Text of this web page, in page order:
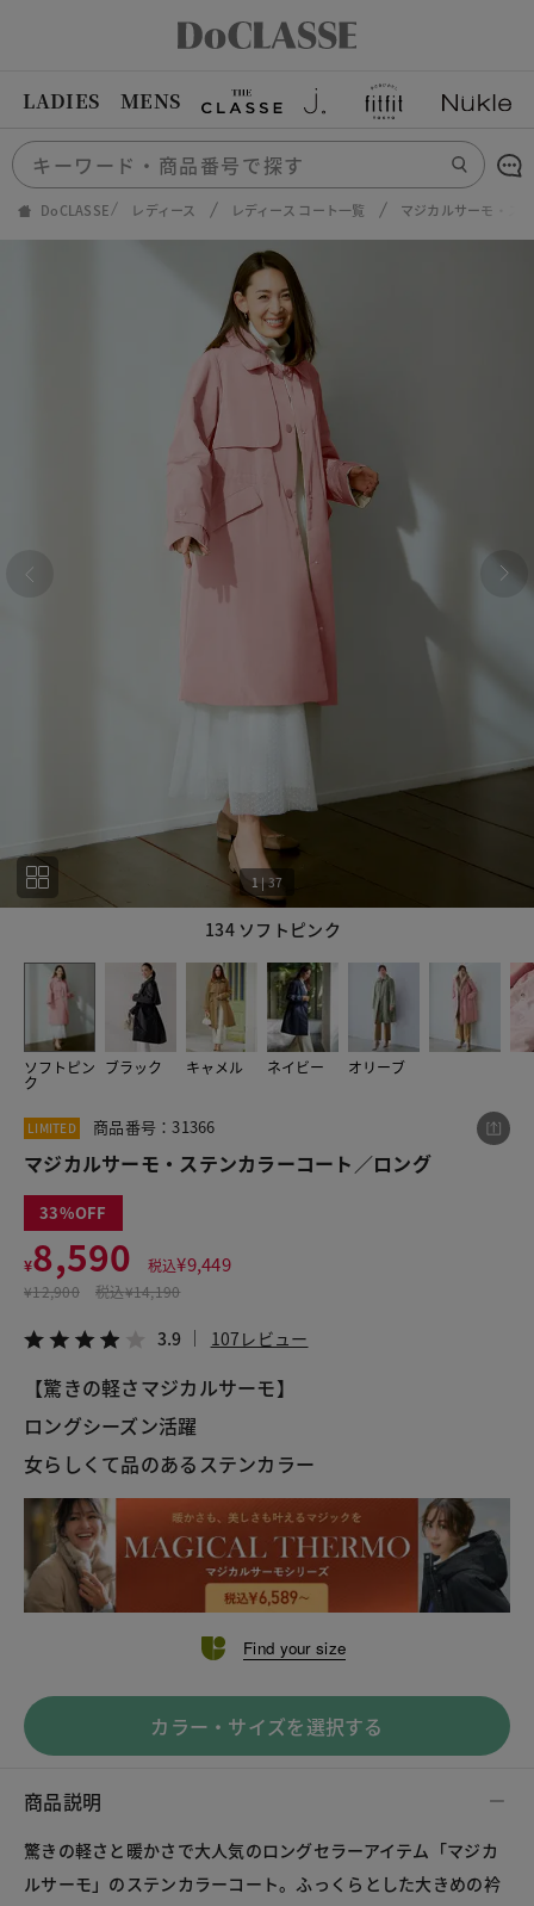
LADIES MENS
DoCLASSE レディース レディース コート一覧 マジカルサーモ・ス
134 ソフトピンク
1 |37
ソフトピン
ク
ブラック キャメル ネイビー オリーブ
37
LIMITED 商品番号：31366
マジカルサーモ・ステンカラーコート／ロング
33
¥8,590 税込¥9,449
¥12,900 税込¥14,190
3.9 107レビュー
【驚きの軽さマジカルサーモ】
ロングシーズン活躍
女らしくて品のあるステンカラー
Find your size
カラー・サイズを選択する
商品説明
驚きの軽さと暖かさで大人気のロングセラーアイテム「マジカ
ルサーモ」のステンカラーコート。ふっくらとした大きめの衿
この商品をシェアする
¥8,590
税込¥9,449
LINE